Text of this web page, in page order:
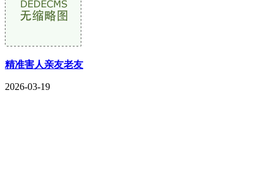
精准害人亲友老友
2026-03-19